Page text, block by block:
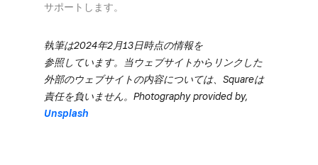
サポートします。
執筆は​2024年2月13日時点の​情報を​
参照しています。​当ウェブサイトから​リンクした​
外部の​ウェブサイトの​内容に​ついては、​Squareは​
責任を​負いません。​Photography provided by,
Unsplash